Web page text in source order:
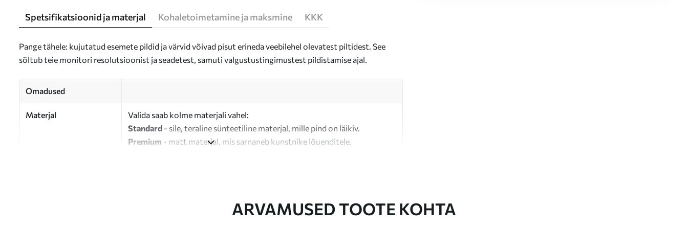
Spetsifikatsioonid ja materjal Kohaletoimetamine ja maksmine KKK
Pange tähele: kujutatud esemete pildid ja värvid võivad pisut erineda veebilehel olevatest piltidest. See
sõltub teie monitori resolutsioonist ja seadetest, samuti valgustustingimustest pildistamise ajal.
Omadused
Materjal
Valida saab kolme materjali vahel:
Standard - sile, teraline sünteetiline materjal, mille pind on läikiv.
Premium - matt materjal, mis sarnaneb kunstnike lõuenditele.
ARVAMUSED TOOTE KOHTA